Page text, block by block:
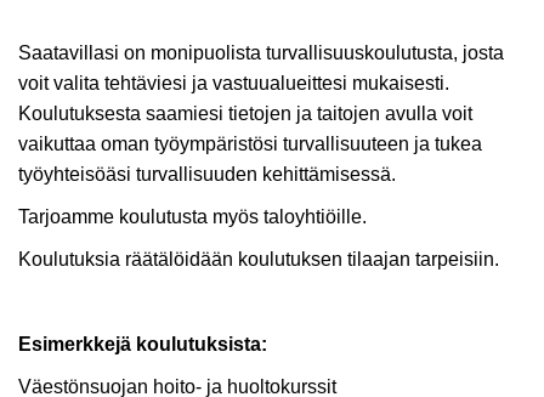
Saatavillasi on monipuolista turvallisuuskoulutusta, josta
voit valita tehtäviesi ja vastuualueittesi mukaisesti.
Koulutuksesta saamiesi tietojen ja taitojen avulla voit
vaikuttaa oman työympäristösi turvallisuuteen ja tukea
työyhteisöäsi turvallisuuden kehittämisessä.
Tarjoamme koulutusta myös taloyhtiöille.
Koulutuksia räätälöidään koulutuksen tilaajan tarpeisiin.
Esimerkkejä koulutuksista:
Väestönsuojan hoito- ja huoltokurssit